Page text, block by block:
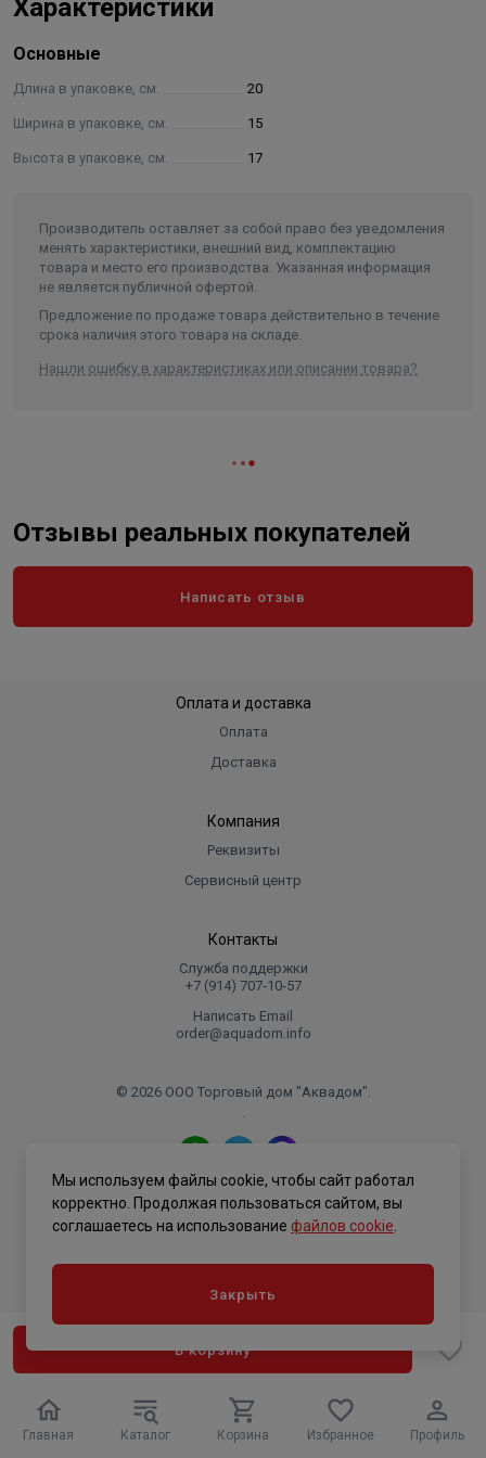
Главная Каталог Корзина Избранное Профиль
В корзину
трения скольжения μ = 0.14
оцинковка: электролитическая
B
6663412одинарные M10/12150 46
20 x
12,5
100 80 2 300
Характеристики
Основные
Длина в упаковке, см. 20
Ширина в упаковке, см. 15
Высота в упаковке, см. 17
Производитель оставляет за собой право без уведомления
менять характеристики, внешний вид, комплектацию
товара и место его производства. Указанная информация
не является публичной офертой.
Предложение по продаже товара действительно в течение
срока наличия этого товара на складе.
Нашли ошибку в характеристиках или описании товара?
Отзывы реальных покупателей
Написать отзыв
Оплата и доставка
Оплата
Доставка
Компания
Реквизиты
Сервисный центр
Контакты
Служба поддержки
+7 (914) 707‑10‑57
Написать Email
order@aquadom.info
© 2026 ООО Торговый дом "Аквадом".
.
Политика конфиденциальности
Мы используем файлы cookie, чтобы сайт работал
корректно. Продолжая пользоваться сайтом, вы
соглашаетесь на использование файлов cookie
Закрыть